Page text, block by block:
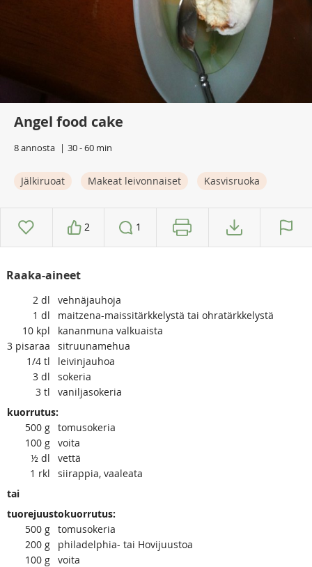
Angel food cake
8 annosta 30 - 60 min
Jälkiruoat Makeat leivonnaiset Kasvisruoka
2 1
Raaka-aineet
2 dl
vehnäjauhoja
1 dl
maitzena-maissitärkkelystä tai ohratärkkelystä
10 kpl
kananmuna valkuaista
3 pisaraa
sitruunamehua
1/4 tl
leivinjauhoa
3 dl
sokeria
3 tl
vaniljasokeria
kuorrutus:
500 g tomusokeria
100 g voita
½ dl
vettä
1 rkl
siirappia, vaaleata
tai
tuorejuustokuorrutus:
500 g tomusokeria
200 g
philadelphia- tai Hovijuustoa
100 g voita